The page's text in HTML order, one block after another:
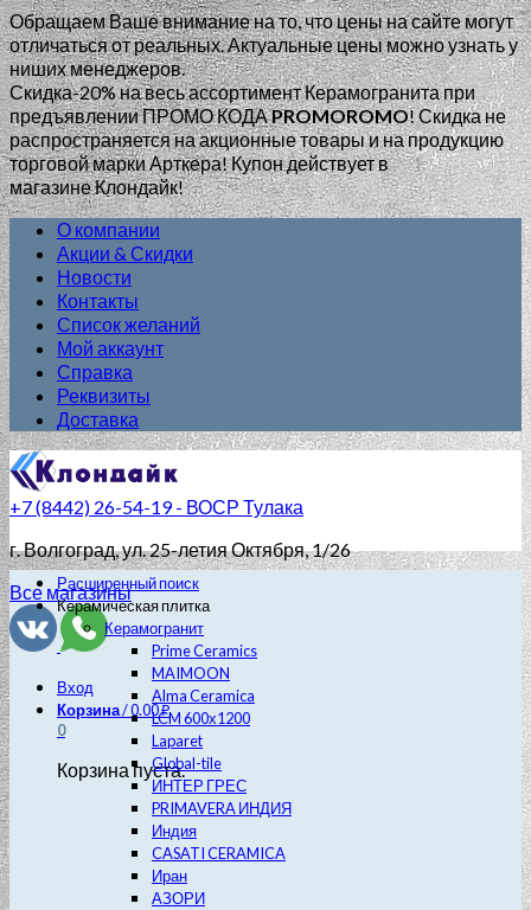
Обращаем Ваше внимание на то, что цены на сайте могут
отличаться от реальных. Актуальные цены можно узнать у
ниших менеджеров.
Скидка-20% на весь ассортимент Керамогранита при
предъявлении ПРОМО КОДАPROMOROMO!Скидка не
распространяется на акционные товары и на продукцию
торговой марки Арткера! Купон действует в
магазине Клондайк!
О компании
Акции & Скидки
Новости
Контакты
Список желаний
Мой аккаунт
Справка
Реквизиты
Доставка
+7 (8442) 26-54-19 - ВОСР Тулака
г. Волгоград, ул. 25-летия Октября, 1/26
Все магазины
Вход
Корзина/0.00₽
0
Корзина пуста.
Расширенный поиск
Керамическая плитка
Керамогранит
Prime Ceramics
MAIMOON
Alma Ceramica
LCM 600х1200
Laparet
Global-tile
ИНТЕР ГРЕС
PRIMAVERA ИНДИЯ
Индия
CASATI CERAMICA
Иран
АЗОРИ